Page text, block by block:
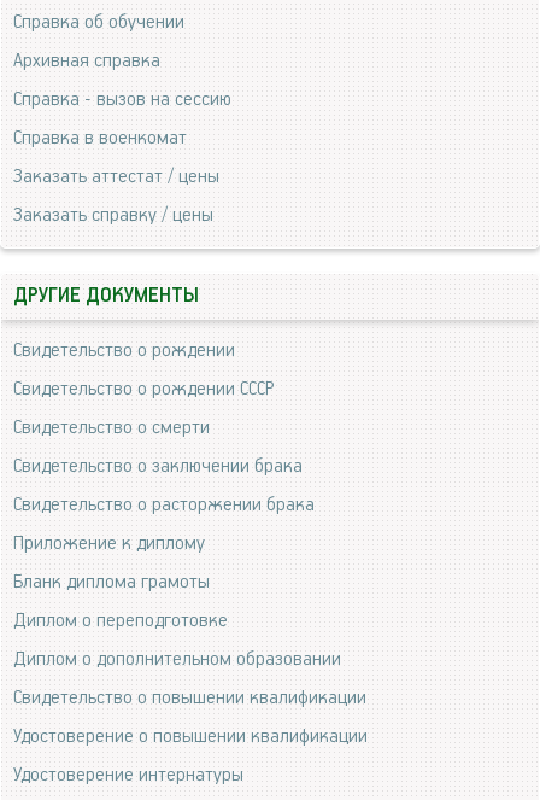
Справка об обучении
Архивная справка
Справка - вызов на сессию
Справка в военкомат
Заказать аттестат / цены
Заказать справку / цены
ДРУГИЕ ДОКУМЕНТЫ
Свидетельство о рождении
Свидетельство о рождении СССР
Свидетельство о смерти
Свидетельство о заключении брака
Свидетельство о расторжении брака
Приложение к диплому
Бланк диплома грамоты
Диплом о переподготовке
Диплом о дополнительном образовании
Свидетельство о повышении квалификации
Удостоверение о повышении квалификации
Удостоверение интернатуры